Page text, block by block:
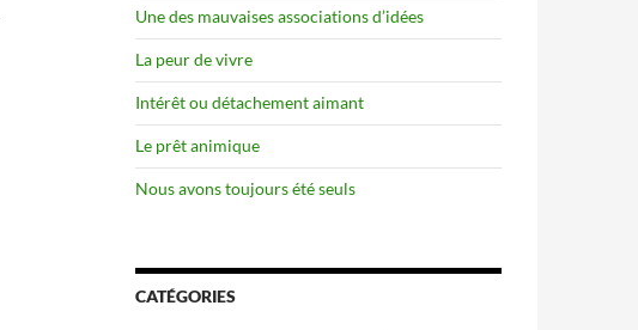
Une des mauvaises associations d’idées
La peur de vivre
Intérêt ou détachement aimant
Le prêt animique
Nous avons toujours été seuls
CATÉGORIES